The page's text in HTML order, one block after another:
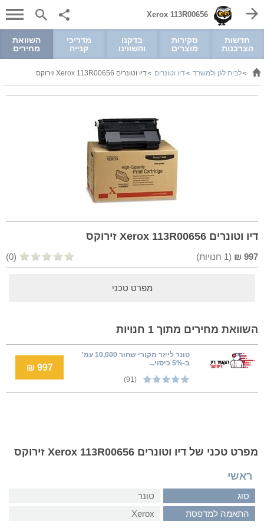
Xerox 113R00656
חדשות
הצרכנות
סקירות
מוצרים
בדקנו
והשווינו
מדריכי
קנייה
השוואת
מחירים
>לבית לגן ולמשרד >דיו וטונרים >דיו וטונרים Xerox 113R00656 זירוקס
דיו וטונרים Xerox 113R00656 זירוקס
997
₪
(
1 חנויות) (0)
מפרט טכני
השוואת מחירים מתוך 1 חנויות
טונר לייזר מקורי שחור 10,000 עמ'
ב-5% כיסוי...
(91)
997 ₪
מפרט טכני של דיו וטונרים Xerox 113R00656 זירוקס
ראשי
סוג
טונר
התאמה למדפסת
Xerox